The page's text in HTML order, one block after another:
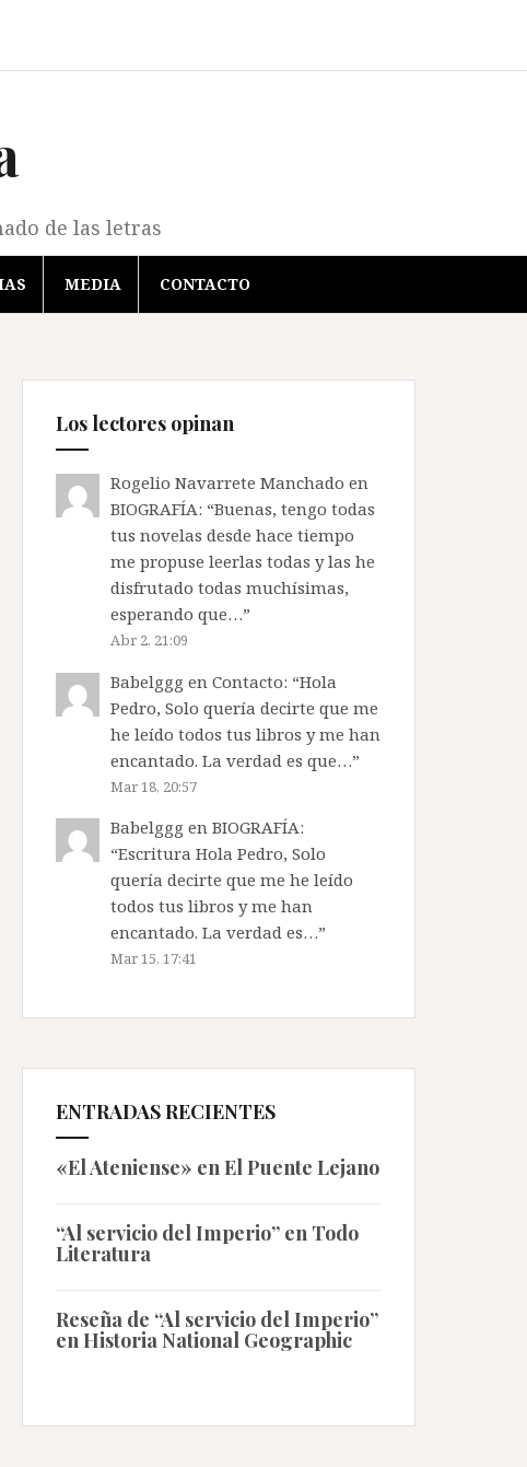
de las letras
MEDIA CONTACTO
Los lectores opinan
Rogelio Navarrete Manchado en
BIOGRAFÍA: “Buenas, tengo todas
tus novelas desde hace tiempo
me propuse leerlas todas y las he
disfrutado todas muchísimas,
esperando que…”
Abr 2, 21:09
Babelggg en Contacto: “Hola
Pedro, Solo quería decirte que me
he leído todos tus libros y me han
encantado. La verdad es que…”
Mar 18, 20:57
Babelggg en BIOGRAFÍA:
“Escritura Hola Pedro, Solo
quería decirte que me he leído
todos tus libros y me han
encantado. La verdad es…”
Mar 15, 17:41
ENTRADAS RECIENTES
«El Ateniense» en El Puente Lejano
“Al servicio del Imperio” en Todo
Literatura
Reseña de “Al servicio del Imperio”
en Historia National Geographic